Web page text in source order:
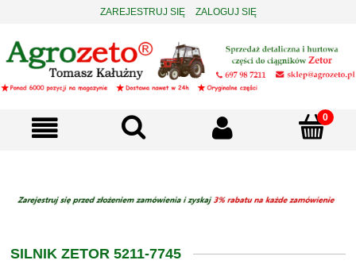
ZAREJESTRUJ SIĘ ZALOGUJ SIĘ
SILNIK ZETOR 5211-7745